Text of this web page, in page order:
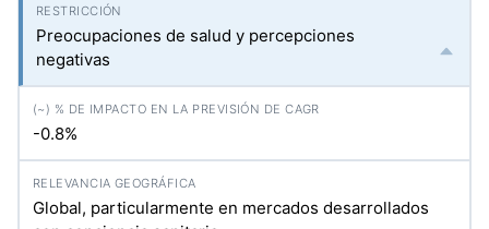
Preocupaciones de salud y percepciones
negativas
-0.8%
Global, particularmente en mercados desarrollados